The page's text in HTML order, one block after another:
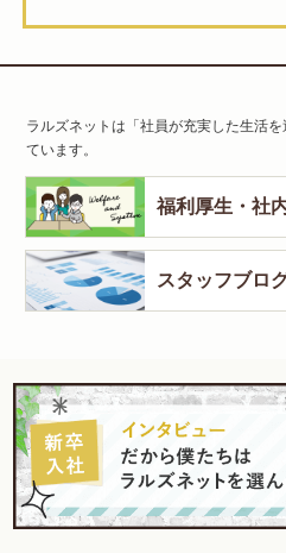
ラルズネットは「社員が充実した生活
ています。
福利厚生・社
スタッフブロ